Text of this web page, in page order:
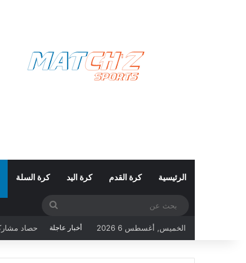
الرئيسية كرة القدم كرة اليد كرة السلة
الخميس, أغسطس 6 2026 أخبار عاجلة